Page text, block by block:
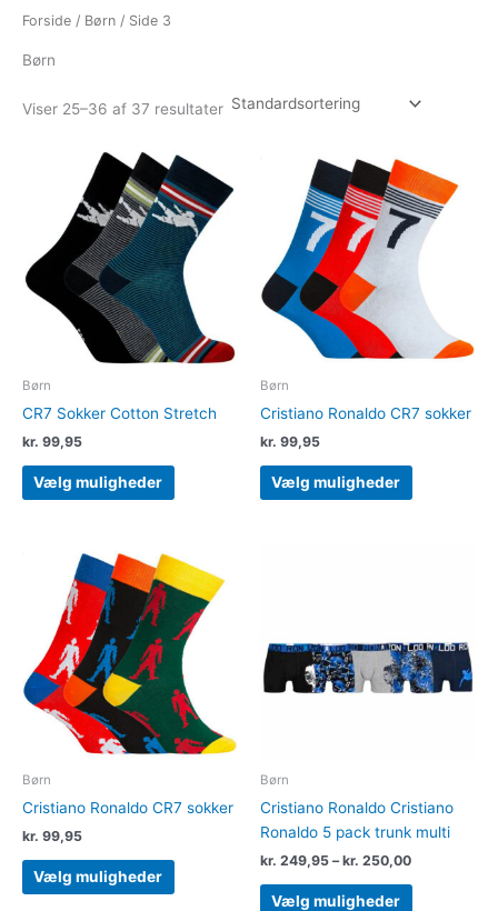
Forside / Børn / Side 3
Børn
Viser 25–36 af 37 resultater
Børn
CR7 Sokker Cotton Stretch
kr. 99,95
Vælg muligheder
Dette
vare
har
flere
varianter.
Mulighederne
kan
vælges
på
Børn
Cristiano Ronaldo CR7 sokker
kr. 99,95
Vælg muligheder
Dette
vare
har
flere
varianter.
kan
vælges
på
Børn
Cristiano Ronaldo CR7 sokker
kr. 99,95
Vælg muligheder
Dette
vare
flere
varianter.
Mulighederne
kan
vælges
på
Børn
Cristiano Ronaldo Cristiano
Ronaldo 5 pack trunk multi
kr. 249,95 – kr. 250,00
Vælg muligheder
varianter.